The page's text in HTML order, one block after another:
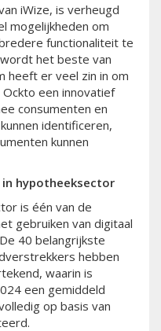
iWize, is verheugd
mogelijkheden om
functionaliteit te
het beste van
heeft er veel zin in om
een innovatief
consumenten en
identificeren,
kunnen
hypotheeksector
is één van de
gebruiken van digitaal
40 belangrijkste
hebben
waarin is
een gemiddeld
op basis van